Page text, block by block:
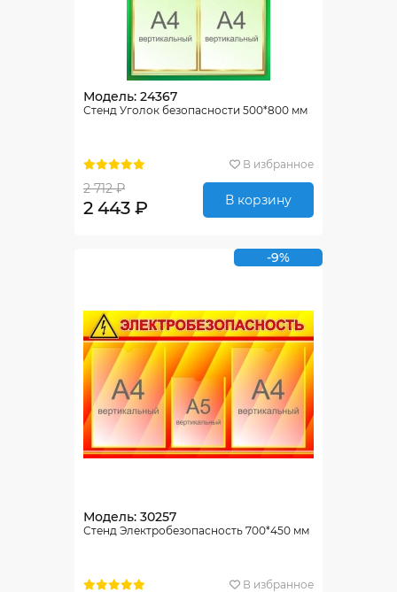
Модель: 24367
Стенд Уголок безопасности 500*800 мм
В избранное
2 712 ₽
2 443 ₽ В корзину
-9%
Модель: 30257
Стенд Электробезопасность 700*450 мм
В избранное